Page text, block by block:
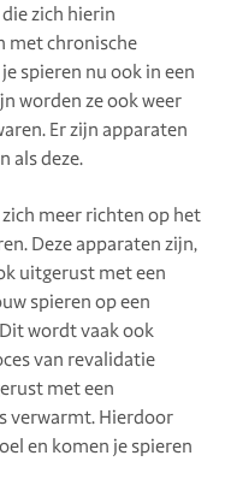
zich hierin
met chronische
spieren nu ook in een
worden ze ook weer
Er zijn apparaten
als deze.
meer richten op het
Deze apparaten zijn,
uitgerust met een
spieren op een
wordt vaak ook
van revalidatie
met een
verwarmt. Hierdoor
en komen je spieren